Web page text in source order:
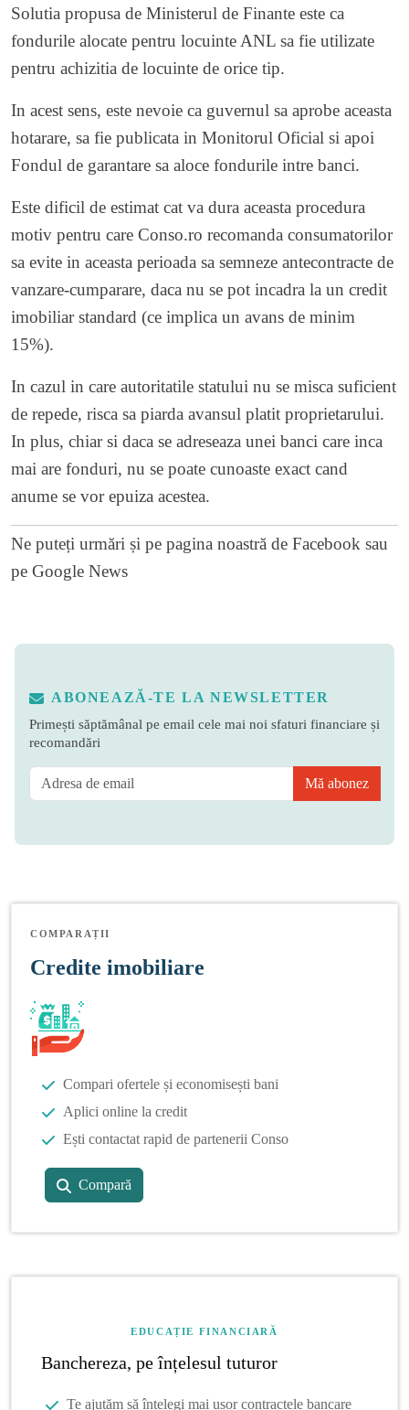
Solutia propusa de Ministerul de Finante este ca
fondurile alocate pentru locuinte ANL sa fie utilizate
pentru achizitia de locuinte de orice tip.
In acest sens, este nevoie ca guvernul sa aprobe aceasta
hotarare, sa fie publicata in Monitorul Oficial si apoi
Fondul de garantare sa aloce fondurile intre banci.
Este dificil de estimat cat va dura aceasta procedura
motiv pentru care Conso.ro recomanda consumatorilor
sa evite in aceasta perioada sa semneze antecontracte de
vanzare-cumparare, daca nu se pot incadra la un credit
imobiliar standard (ce implica un avans de minim
15%).
In cazul in care autoritatile statului nu se misca suficient
de repede, risca sa piarda avansul platit proprietarului.
In plus, chiar si daca se adreseaza unei banci care inca
mai are fonduri, nu se poate cunoaste exact cand
anume se vor epuiza acestea.
Ne puteți urmări și pe pagina noastră de Facebook sau
pe Google News
ABONEAZĂ-TE LA NEWSLETTER
Primești săptămânal pe email cele mai noi sfaturi financiare și
recomandări
Mă abonez
COMPARAȚII
Credite imobiliare
Compari ofertele și economisești bani
Aplici online la credit
Ești contactat rapid de partenerii Conso
Compară
EDUCAȚIE FINANCIARĂ
Banchereza, pe înțelesul tuturor
Te ajutăm să înțelegi mai ușor contractele bancare